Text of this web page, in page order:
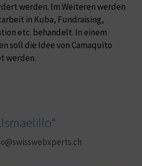
werden. Im Weiteren werden
in Kuba, Fundraising,
etc. behandelt. In einem
soll die Idee von Camaquito
werden.